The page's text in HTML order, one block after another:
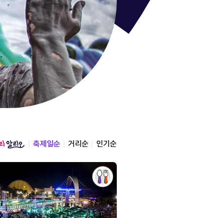
통영한
축제일순 거리순 인기순